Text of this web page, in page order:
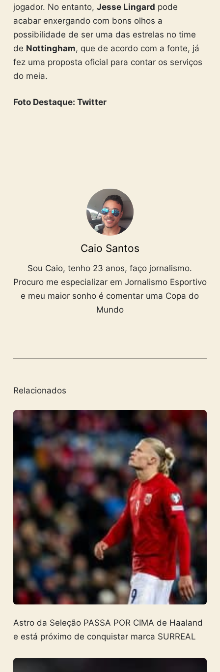
jogador. No entanto, Jesse Lingard pode
acabar enxergando com bons olhos a
possibilidade de ser uma das estrelas no time
de Nottingham, que de acordo com a fonte, já
fez uma proposta oficial para contar os serviços
do meia.
Foto Destaque: Twitter
Caio Santos
Sou Caio, tenho 23 anos, faço jornalismo.
Procuro me especializar em Jornalismo Esportivo
e meu maior sonho é comentar uma Copa do
Mundo
Relacionados
Astro da Seleção PASSA POR CIMA de Haaland
e está próximo de conquistar marca SURREAL